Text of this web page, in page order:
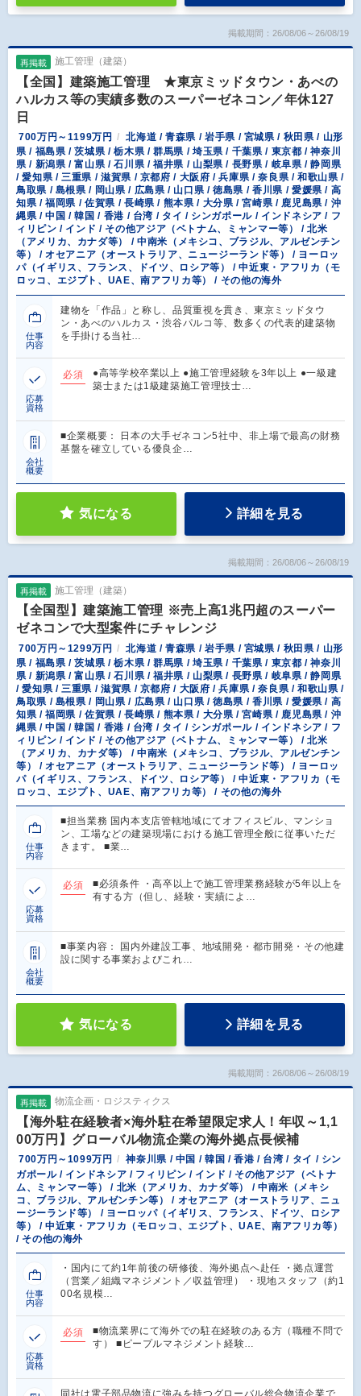
掲載期間：26/08/06～26/08/19
再掲載 施工管理（建築）
【全国】建築施工管理 ★東京ミッドタウン・あべの
ハルカス等の実績多数のスーパーゼネコン／年休127
日
700万円～1199万円
北海道 / 青森県 / 岩手県 / 宮城県 / 秋田県 / 山形
県 / 福島県 / 茨城県 / 栃木県 / 群馬県 / 埼玉県 / 千葉県 / 東京都 / 神奈川
県 / 新潟県 / 富山県 / 石川県 / 福井県 / 山梨県 / 長野県 / 岐阜県 / 静岡県
/ 愛知県 / 三重県 / 滋賀県 / 京都府 / 大阪府 / 兵庫県 / 奈良県 / 和歌山県 /
鳥取県 / 島根県 / 岡山県 / 広島県 / 山口県 / 徳島県 / 香川県 / 愛媛県 / 高
知県 / 福岡県 / 佐賀県 / 長崎県 / 熊本県 / 大分県 / 宮崎県 / 鹿児島県 / 沖
縄県 / 中国 / 韓国 / 香港 / 台湾 / タイ / シンガポール / インドネシア / フ
ィリピン / インド / その他アジア（ベトナム、ミャンマー等） / 北米
（アメリカ、カナダ等） / 中南米（メキシコ、ブラジル、アルゼンチン
等） / オセアニア（オーストラリア、ニュージーランド等） / ヨーロッ
パ（イギリス、フランス、ドイツ、ロシア等） / 中近東・アフリカ（モ
ロッコ、エジプト、UAE、南アフリカ等） / その他の海外
仕事
内容
建物を「作品」と称し、品質重視を貫き、東京ミッドタウ
ン・あべのハルカス・渋谷パルコ等、数多くの代表的建築物
を手掛ける当社…
応募
資格
必須
●高等学校卒業以上 ●施工管理経験を3年以上 ●一級建
築士または1級建築施工管理技士…
会社
概要
■企業概要： 日本の大手ゼネコン5社中、非上場で最高の財務
基盤を確立している優良企…
気になる 詳細を見る
掲載期間：26/08/06～26/08/19
再掲載 施工管理（建築）
【全国型】建築施工管理 ※売上高1兆円超のスーパー
ゼネコンで大型案件にチャレンジ
700万円～1299万円
北海道 / 青森県 / 岩手県 / 宮城県 / 秋田県 / 山形
県 / 福島県 / 茨城県 / 栃木県 / 群馬県 / 埼玉県 / 千葉県 / 東京都 / 神奈川
県 / 新潟県 / 富山県 / 石川県 / 福井県 / 山梨県 / 長野県 / 岐阜県 / 静岡県
/ 愛知県 / 三重県 / 滋賀県 / 京都府 / 大阪府 / 兵庫県 / 奈良県 / 和歌山県 /
鳥取県 / 島根県 / 岡山県 / 広島県 / 山口県 / 徳島県 / 香川県 / 愛媛県 / 高
知県 / 福岡県 / 佐賀県 / 長崎県 / 熊本県 / 大分県 / 宮崎県 / 鹿児島県 / 沖
縄県 / 中国 / 韓国 / 香港 / 台湾 / タイ / シンガポール / インドネシア / フ
ィリピン / インド / その他アジア（ベトナム、ミャンマー等） / 北米
（アメリカ、カナダ等） / 中南米（メキシコ、ブラジル、アルゼンチン
等） / オセアニア（オーストラリア、ニュージーランド等） / ヨーロッ
パ（イギリス、フランス、ドイツ、ロシア等） / 中近東・アフリカ（モ
ロッコ、エジプト、UAE、南アフリカ等） / その他の海外
仕事
内容
■担当業務 国内本支店管轄地域にてオフィスビル、マンショ
ン、工場などの建築現場における施工管理全般に従事いただ
きます。 ■業…
応募
資格
必須
■必須条件 ・高卒以上で施工管理業務経験が5年以上を
有する方（但し、経験・実績によ…
会社
概要
■事業内容： 国内外建設工事、地域開発・都市開発・その他建
設に関する事業およびこれ…
気になる 詳細を見る
掲載期間：26/08/06～26/08/19
再掲載 物流企画・ロジスティクス
【海外駐在経験者×海外駐在希望限定求人！年収～1,1
00万円】グローバル物流企業の海外拠点長候補
700万円～1099万円
神奈川県 / 中国 / 韓国 / 香港 / 台湾 / タイ / シン
ガポール / インドネシア / フィリピン / インド / その他アジア（ベトナ
ム、ミャンマー等） / 北米（アメリカ、カナダ等） / 中南米（メキシ
コ、ブラジル、アルゼンチン等） / オセアニア（オーストラリア、ニュ
ージーランド等） / ヨーロッパ（イギリス、フランス、ドイツ、ロシア
等） / 中近東・アフリカ（モロッコ、エジプト、UAE、南アフリカ等）
/ その他の海外
仕事
内容
・国内にて約1年前後の研修後、海外拠点へ赴任 ・拠点運営
（営業／組織マネジメント／収益管理） ・現地スタッフ（約1
00名規模…
応募
資格
必須
■物流業界にて海外での駐在経験のある⽅（職種不問で
す） ■ピープルマネジメント経験…